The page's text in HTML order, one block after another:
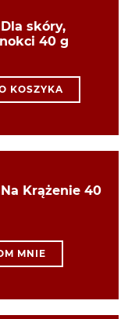
skóry,
40 g
KOSZYKA
Krążenie 40
MNIE